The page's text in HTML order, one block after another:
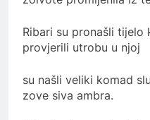
Ribari su pronašli tijelo
provjerili utrobu u njoj
su našli veliki komad
zove siva ambra.